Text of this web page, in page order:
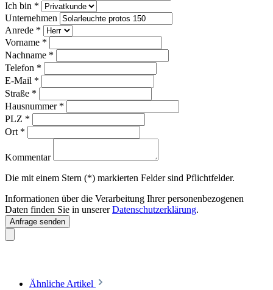
Ich bin *
Unternehmen
Anrede *
Vorname *
Nachname *
Telefon *
E-Mail *
Straße *
Hausnummer *
PLZ *
Ort *
Kommentar
Die mit einem Stern (*) markierten Felder sind Pflichtfelder.
Informationen über die Verarbeitung Ihrer personenbezogenen
Daten finden Sie in unsererDatenschutzerklärung.
Anfrage senden
Ähnliche Artikel